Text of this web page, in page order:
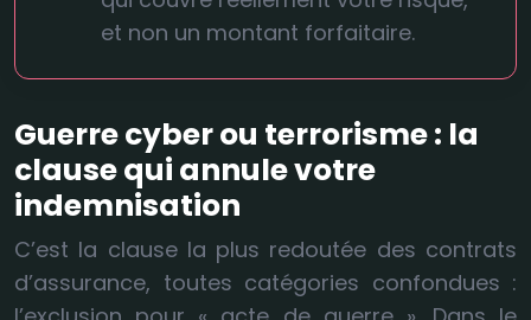
et non un montant forfaitaire.
Guerre cyber ou terrorisme : la
clause qui annule votre
indemnisation
C’est la clause la plus redoutée des contrats
d’assurance, toutes catégories confondues :